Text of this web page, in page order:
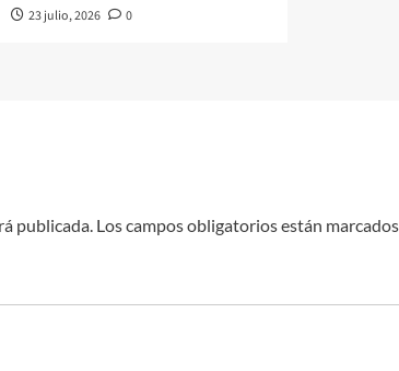
23 julio, 2026 0
publicada. Los campos obligatorios están